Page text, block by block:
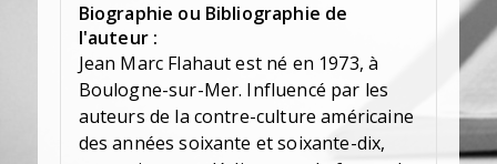
Biographie ou Bibliographie de
l'auteur :
Jean Marc Flahaut est né en 1973, à
Boulogne-sur-Mer. Influencé par les
auteurs de la contre-culture américaine
des années soixante et soixante-dix,